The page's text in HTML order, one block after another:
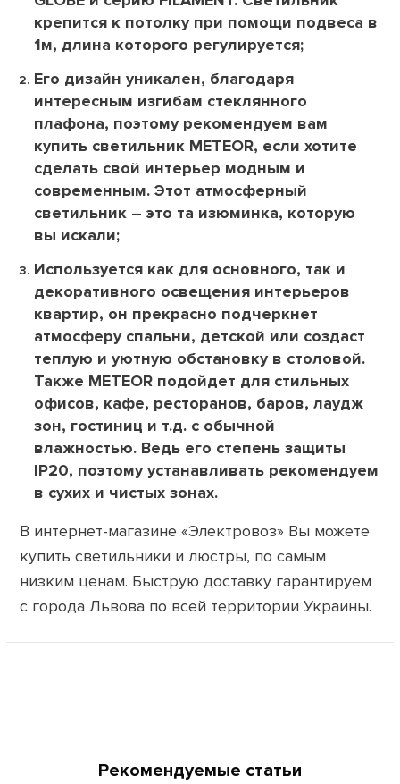
крепится к потолку при помощи подвеса в
1м, длина которого регулируется;
Его дизайн уникален, благодаря
интересным изгибам стеклянного
плафона, поэтому рекомендуем вам
купить светильник METEOR, если хотите
сделать свой интерьер модным и
современным. Этот атмосферный
светильник – это та изюминка, которую
вы искали;
Используется как для основного, так и
декоративного освещения интерьеров
квартир, он прекрасно подчеркнет
атмосферу спальни, детской или создаст
теплую и уютную обстановку в столовой.
Также METEOR подойдет для стильных
офисов, кафе, ресторанов, баров, лаудж
зон, гостиниц и т.д. с обычной
влажностью. Ведь его степень защиты
IP20, поэтому устанавливать рекомендуем
в сухих и чистых зонах.
В интернет-магазине «Электровоз» Вы можете
купить светильники и люстры, по самым
низким ценам. Быструю доставку гарантируем
с города Львова по всей территории Украины.
Рекомендуемые статьи